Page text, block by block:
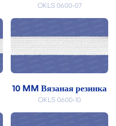
OKLS 0600-07
10 MM Вязаная резинка
OKLS 0600-10